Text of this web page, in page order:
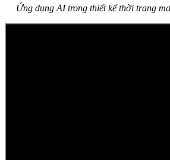
Ứng dụng AI trong thiết kế thời trang